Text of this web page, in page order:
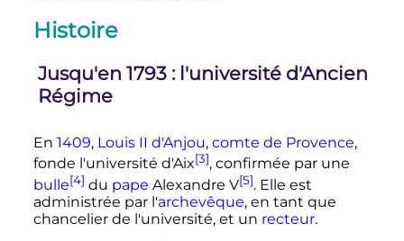
Histoire
Jusqu'en 1793 : l'université d'Ancien
Régime
En 1409, Louis II d'Anjou, comte de Provence,
fonde l'université d'Aix[3], confirmée par une
bulle[4] du pape Alexandre V[5]. Elle est
administrée par l'archevêque, en tant que
chancelier de l'université, et un recteur.